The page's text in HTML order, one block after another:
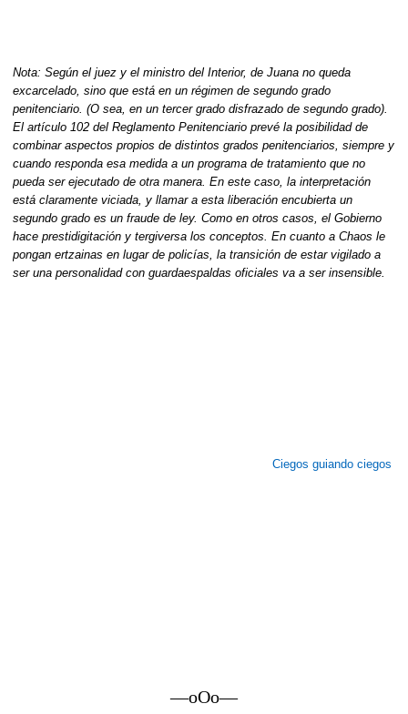
Nota: Según el juez y el ministro del Interior, de Juana no queda
excarcelado, sino que está en un régimen de segundo grado
penitenciario. (O sea, en un tercer grado disfrazado de segundo grado).
El artículo 102 del Reglamento Penitenciario prevé la posibilidad de
combinar aspectos propios de distintos grados penitenciarios, siempre y
cuando responda esa medida a un programa de tratamiento que no
pueda ser ejecutado de otra manera. En este caso, la interpretación
está claramente viciada, y llamar a esta liberación encubierta un
segundo grado es un fraude de ley. Como en otros casos, el Gobierno
hace prestidigitación y tergiversa los conceptos. En cuanto a Chaos le
pongan ertzainas en lugar de policías, la transición de estar vigilado a
ser una personalidad con guardaespaldas oficiales va a ser insensible.
Ciegos guiando ciegos
—oOo—